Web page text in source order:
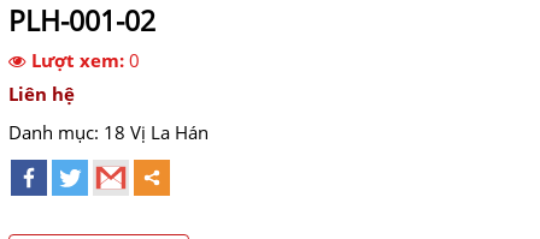
PLH-001-02
Lượt xem:0
Liên hệ
Danh mục: 18 Vị La Hán